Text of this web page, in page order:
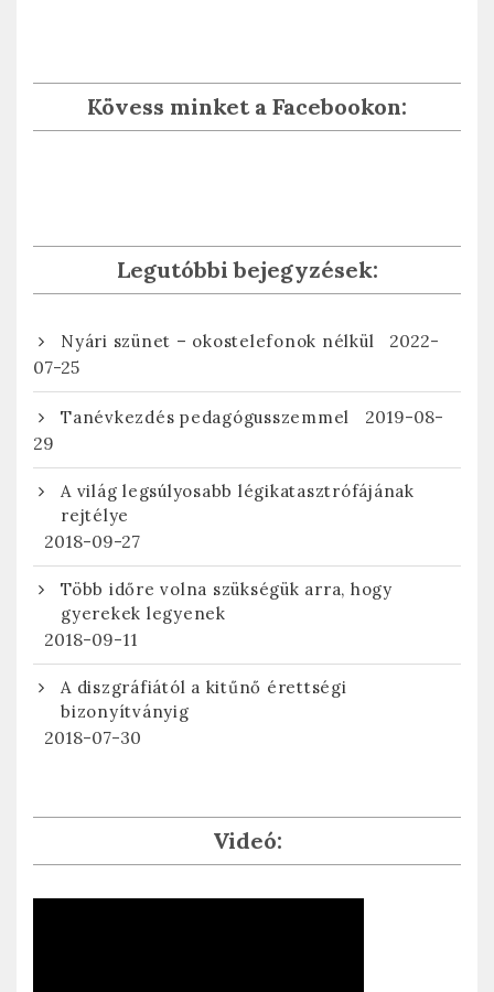
Kövess minket a Facebookon:
Legutóbbi bejegyzések:
Nyári szünet – okostelefonok nélkül
2022-
07-25
Tanévkezdés pedagógusszemmel
2019-08-
29
A világ legsúlyosabb légikatasztrófájának
rejtélye
2018-09-27
Több időre volna szükségük arra, hogy
gyerekek legyenek
2018-09-11
A diszgráfiától a kitűnő érettségi
bizonyítványig
2018-07-30
Videó: